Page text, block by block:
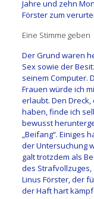
Jahre und zehn
Förster zum
Eine Stimme geben
Der Grund waren
Sex sowie der
seinem Computer.
Frauen würde ich
erlaubt. Den
haben, finde ich
bewusst
„Beifang“. Einiges
der Untersuchung
galt trotzdem als
des
Linus Förster, der
der Haft hart